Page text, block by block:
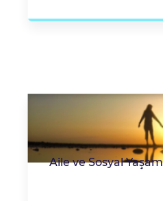
Aile ve Sosyal Yaşam